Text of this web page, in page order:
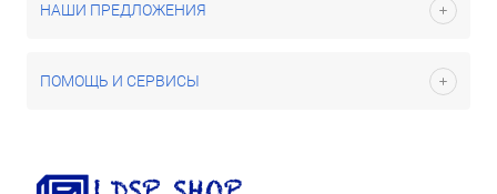
НАШИ ПРЕДЛОЖЕНИЯ
ПОМОЩЬ И СЕРВИСЫ